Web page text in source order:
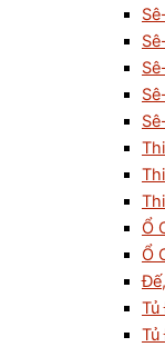
Ổ
Ổ
Tủ
Tủ